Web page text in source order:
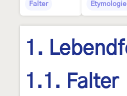
Falter
1.
1.1. Falter